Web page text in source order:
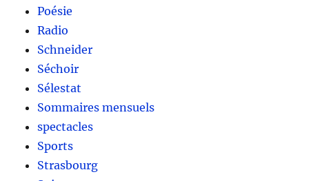
Poésie
Radio
Schneider
Séchoir
Sélestat
Sommaires mensuels
spectacles
Sports
Strasbourg